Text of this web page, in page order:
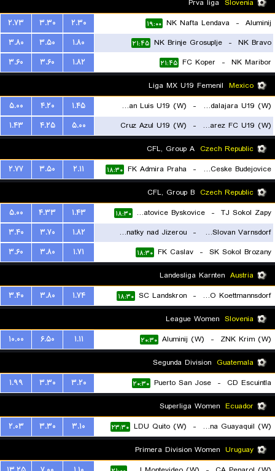
Slovenia
Aluminij
-
NK Nafta Lendava ۱۹:۰۰ ۲.۳۰ ۳.۳۰
۲.۷۳
NK Bravo
-
NK Brinje Grosuplje ۲۱:۴۵ ۱.۸۰ ۳.۵۰
۳.۸۰
NK Maribor
-
FC Koper ۲۱:۴۵ ۱.۸۲ ۳.۶۰
۳.۶۰
Mexico
Atlas Guadalajara U19 (W)
-
Atletico San Luis U19 (W)
۱۸:۳۰
۱.۴۵ ۴.۲۰
۵.۰۰
Juarez FC U19 (W)
-
Cruz Azul U19 (W)
۱۸:۳۰
۵.۰۰ ۴.۲۵
۱.۴۳
Czech Republic
Dynamo Ceske Budejovice
-
FK Admira Praha ۱۸:۳۰ ۲.۱۱ ۳.۵۰
۲.۷۷
Czech Republic
TJ Sokol Zapy
-
Neratovice Byskovice ۱۸:۳۰ ۱.۴۳ ۴.۳۳
۵.۰۰
SK Slovan Varnsdorf
-
SK Benatky nad Jizerou
۱۸:۳۰
۱.۸۲ ۳.۷۰
۳.۴۰
SK Sokol Brozany
-
FK Caslav ۱۸:۳۰ ۱.۷۱ ۳.۸۰
۳.۶۰
Austria
ASKO Koettmannsdorf
-
SC Landskron ۱۸:۳۰ ۱.۷۴ ۳.۸۰
۳.۴۰
Slovenia
ZNK Krim (W)
-
Aluminij (W) ۲۰:۳۰ ۱.۱۱ ۶.۵۰
۱۰.۰۰
Guatemala
CD Escuintla
-
Puerto San Jose ۲۰:۳۰ ۳.۲۰ ۳.۳۰
۱.۹۹
Ecuador
Barcelona Guayaquil (W)
-
LDU Quito (W) ۲۳:۳۰ ۳.۱۰ ۳.۳۰
۲.۰۳
Uruguay